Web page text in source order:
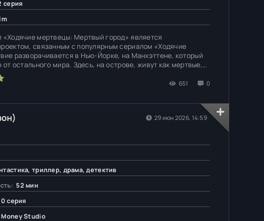
серия
«Ходячие мертвецы: Мертвый город» является
связанным с популярным сериалом «Ходячие
разворачивается в Нью-Йорке, на Манхэттене, который
от остального мира. Здесь, на острове, живут как мертвые,
плане находятся главные герои — Ниган и Мэгги. Они
в
651 0
триллер, драма, детектив
52 мин
серия
Money Studio
29 июн 2026, 14:59